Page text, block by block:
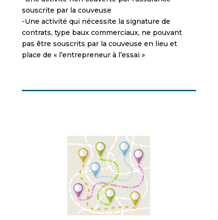
souscrite par la couveuse
-Une activité qui nécessite la signature de
contrats, type baux commerciaux, ne pouvant
pas être souscrits par la couveuse en lieu et
place de « l’entrepreneur à l’essai »